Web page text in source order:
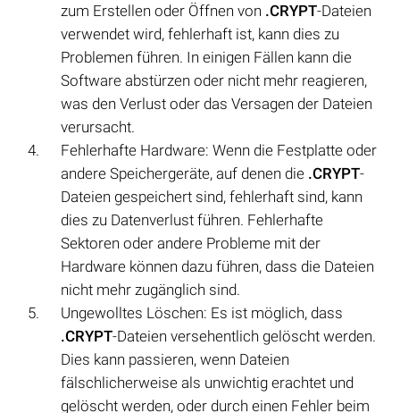
zum Erstellen oder Öffnen von .CRYPT-Dateien
verwendet wird, fehlerhaft ist, kann dies zu
Problemen führen. In einigen Fällen kann die
Software abstürzen oder nicht mehr reagieren,
was den Verlust oder das Versagen der Dateien
verursacht.
Fehlerhafte Hardware: Wenn die Festplatte oder
andere Speichergeräte, auf denen die .CRYPT-
Dateien gespeichert sind, fehlerhaft sind, kann
dies zu Datenverlust führen. Fehlerhafte
Sektoren oder andere Probleme mit der
Hardware können dazu führen, dass die Dateien
nicht mehr zugänglich sind.
Ungewolltes Löschen: Es ist möglich, dass
.CRYPT-Dateien versehentlich gelöscht werden.
Dies kann passieren, wenn Dateien
fälschlicherweise als unwichtig erachtet und
gelöscht werden, oder durch einen Fehler beim